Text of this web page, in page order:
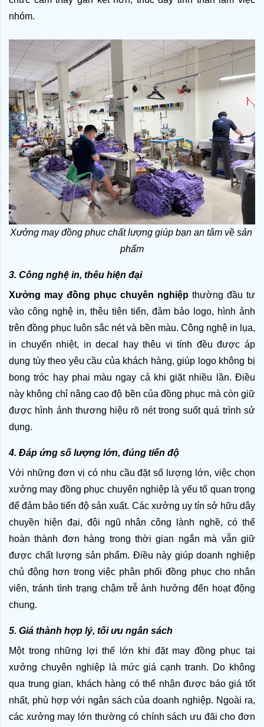
nhóm.
Xưởng may đồng phục chất lượng giúp bạn an tâm về sản
phẩm
3. Công nghệ in, thêu hiện đại
Xưởng may đồng phục chuyên nghiệp thường đầu tư
vào công nghệ in, thêu tiên tiến, đảm bảo logo, hình ảnh
trên đồng phục luôn sắc nét và bền màu. Công nghệ in lụa,
in chuyển nhiệt, in decal hay thêu vi tính đều được áp
dụng tùy theo yêu cầu của khách hàng, giúp logo không bị
bong tróc hay phai màu ngay cả khi giặt nhiều lần. Điều
này không chỉ nâng cao độ bền của đồng phục mà còn giữ
được hình ảnh thương hiệu rõ nét trong suốt quá trình sử
dụng.
4. Đáp ứng số lượng lớn, đúng tiến độ
Với những đơn vị có nhu cầu đặt số lượng lớn, việc chọn
xưởng may đồng phục chuyên nghiệp là yếu tố quan trọng
để đảm bảo tiến độ sản xuất. Các xưởng uy tín sở hữu dây
chuyền hiện đại, đội ngũ nhân công lành nghề, có thể
hoàn thành đơn hàng trong thời gian ngắn mà vẫn giữ
được chất lượng sản phẩm. Điều này giúp doanh nghiệp
chủ động hơn trong việc phân phối đồng phục cho nhân
viên, tránh tình trạng chậm trễ ảnh hưởng đến hoạt động
chung.
5. Giá thành hợp lý, tối ưu ngân sách
Một trong những lợi thế lớn khi đặt may đồng phục tại
xưởng chuyên nghiệp là mức giá cạnh tranh. Do không
qua trung gian, khách hàng có thể nhận được báo giá tốt
nhất, phù hợp với ngân sách của doanh nghiệp. Ngoài ra,
các xưởng may lớn thường có chính sách ưu đãi cho đơn